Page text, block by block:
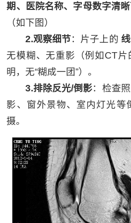
期、医院名称、字母数字清
（如下图）
2.观察细节：片子上的
无模糊、无重影（例如CT
明，无“糊成一团”）。
3.排除反光/倒影：检查
影、窗外景物、室内灯光等
摄。